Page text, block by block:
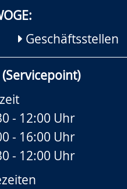
Geschäftsstellen
- 12:00 Uhr
- 16:00 Uhr
- 12:00 Uhr